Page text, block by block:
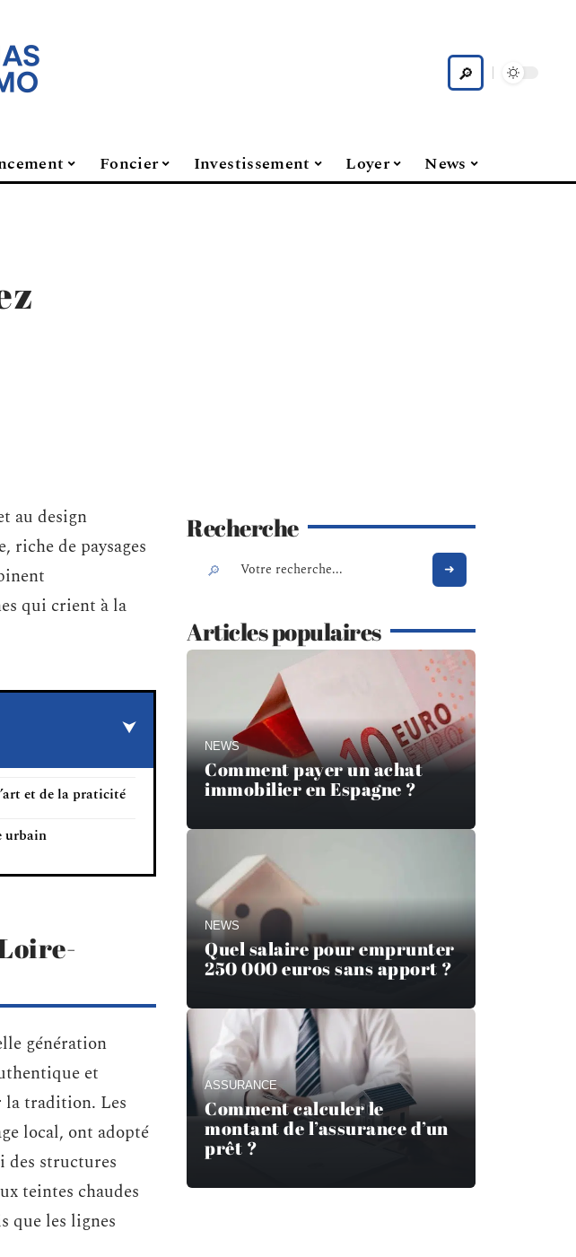
Foncier Investissement Loyer News
au design
riche de paysages
qui crient à la
et de la praticité
urbain
génération
et
la tradition. Les
local, ont adopté
des structures
teintes chaudes
que les lignes
Recherche
Articles populaires
NEWS
Comment payer un achat
immobilier en Espagne ?
NEWS
Quel salaire pour emprunter
250 000 euros sans apport ?
ASSURANCE
Comment calculer le
montant de l’assurance d’un
prêt ?